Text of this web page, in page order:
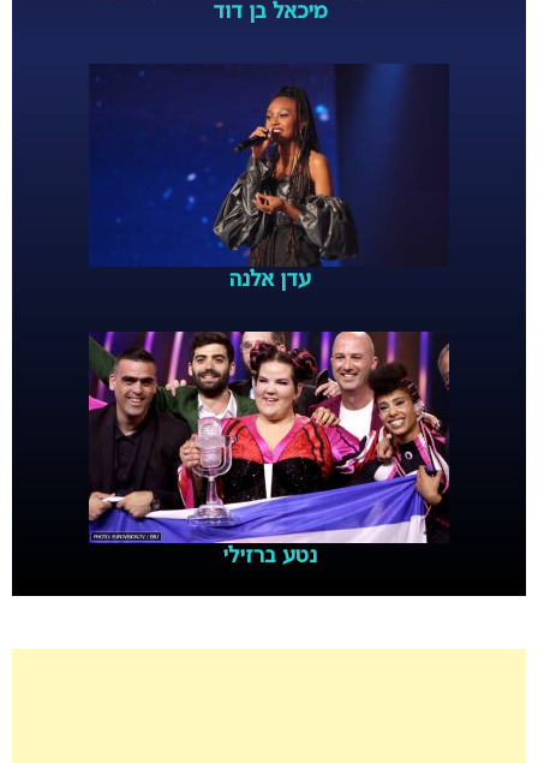
מיכאל בן דוד
עדן אלנה
נטע ברזילי